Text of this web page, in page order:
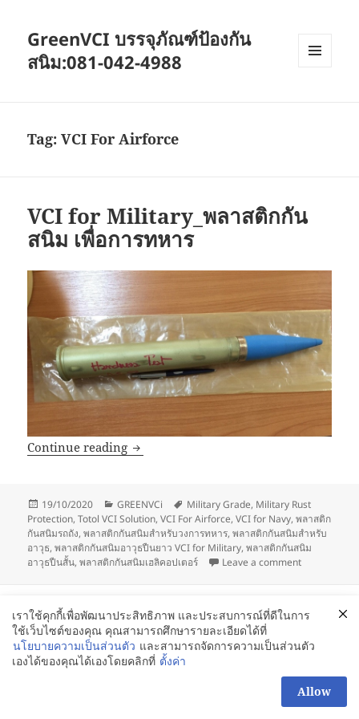
GreenVCI บรรจุภัณฑ์ป้องกัน
สนิม:081-042-4988
Tag:VCI For Airforce
VCI for Military_พลาสติกกัน
สนิม เพื่อการทหาร
Continue reading VCI for Military_พลาสติกกันสนิม เพื่อการ
Posted
on
19/10/2020 Categories
GREENVCi Tags
Military Grade, Military Rust
Protection,Totol VCI Solution,VCI For Airforce,VCI for Navy,พลาสติก
กันสนิมรถถัง,พลาสติกกันสนิมสำหรับวงการทหาร,พลาสติกกันสนิมสำหรับ
อาวุธ,พลาสติกกันสนิมอาวุธปืนยาว VCI for Military,พลาสติกกันสนิม
อาวุธปืนสั้น,พลาสติกกันสนิมเฮลิคอปเตอร์ Leave a commenton VCI for
Proudly powered by WordPress
เราใช้คุกกี้เพื่อพัฒนาประสิทธิภาพ และประสบการณ์ที่ดีในการ
ใช้เว็บไซต์ของคุณ คุณสามารถศึกษารายละเอียดได้ที่
นโยบายความเป็นส่วนตัว และสามารถจัดการความเป็นส่วนตัว
เองได้ของคุณได้เองโดยคลิกที่ ตั้งค่า
Allow
OPEN